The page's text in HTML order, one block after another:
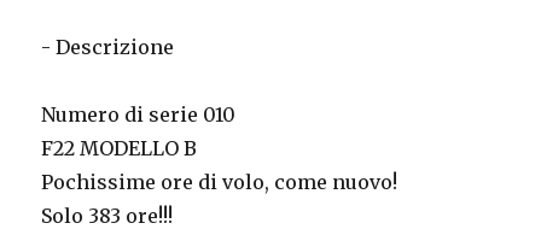
- Descrizione
Numero di serie 010
F22 MODELLO B
Pochissime ore di volo, come nuovo!
Solo 383 ore!!!